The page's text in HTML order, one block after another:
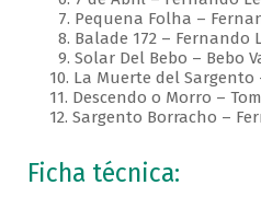
7. Pequena Folha –
8. Balade 172 – Fernando
9. Solar Del Bebo – Bebo
10. La Muerte del Sargento
11. Descendo o Morro –
12. Sargento Borracho –
Ficha técnica: